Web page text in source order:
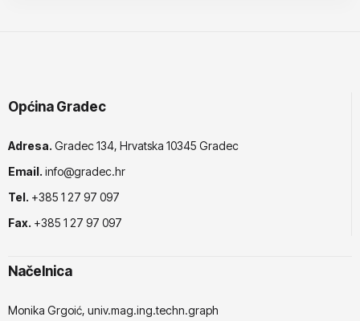
Općina Gradec
Adresa. Gradec 134, Hrvatska 10345 Gradec
Email. info@gradec.hr
Tel. +385 1 27 97 097
Fax. +385 1 27 97 097
Načelnica
Monika Grgoić, univ.mag.ing.techn.graph